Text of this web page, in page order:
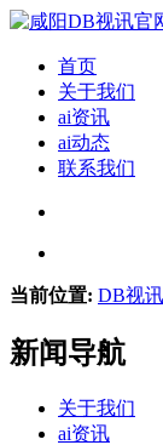
首页
关于我们
ai资讯
ai动态
联系我们
当前位置: DB视
新闻导航
关于我们
ai资讯